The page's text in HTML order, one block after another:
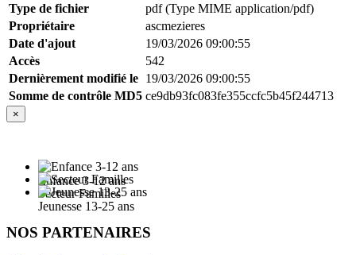
Enfance 3-12 ans
Secteur Familles
Jeunesse 13-25 ans
Type de fichier
pdf (Type MIME application/pdf)
Propriétaire
ascmezieres
Date d'ajout
19/03/2026 09:00:55
Accès
542
Dernièrement modifié le 19/03/2026 09:00:55
Somme de contrôle MD5 ce9db93fc083fe355ccfc5b45f244713
×
NOS PARTENAIRES